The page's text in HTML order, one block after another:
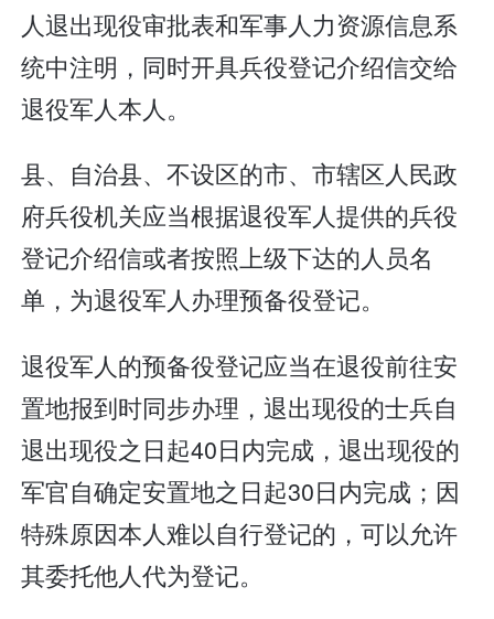
人退出现役审批表和军事人力资源信息系
统中注明，同时开具兵役登记介绍信交给
退役军人本人。
县、自治县、不设区的市、市辖区人民政
府兵役机关应当根据退役军人提供的兵役
登记介绍信或者按照上级下达的人员名
单，为退役军人办理预备役登记。
退役军人的预备役登记应当在退役前往安
置地报到时同步办理，退出现役的士兵自
退出现役之日起40日内完成，退出现役的
军官自确定安置地之日起30日内完成；因
特殊原因本人难以自行登记的，可以允许
其委托他人代为登记。